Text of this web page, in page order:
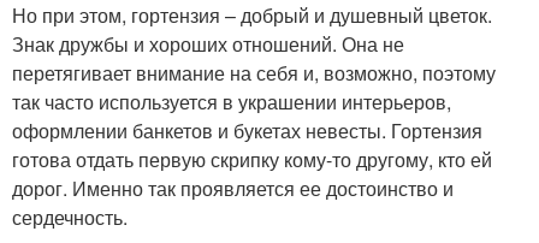
Но при этом, гортензия – добрый и душевный цветок.
Знак дружбы и хороших отношений. Она не
перетягивает внимание на себя и, возможно, поэтому
так часто используется в украшении интерьеров,
оформлении банкетов и букетах невесты. Гортензия
готова отдать первую скрипку кому-то другому, кто ей
дорог. Именно так проявляется ее достоинство и
сердечность.